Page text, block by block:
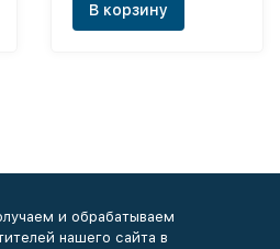
В корзину
и обрабатываем
нашего сайта в